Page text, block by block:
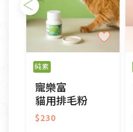
純素
寵樂富
貓用排毛粉
$230